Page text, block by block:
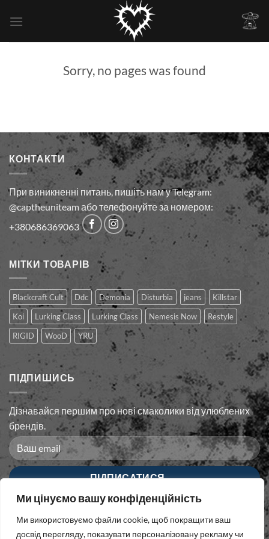
Ми цінуємо вашу конфіденційність
Ми використовуємо файли cookie, щоб покращити ваш
досвід перегляду, показувати персоналізовану рекламу чи
Sorry, no pages was found
КОНТАКТИ
При виникненні питань, пишіть нам у Telegram:
@captheuniteam або телефонуйте за номером:
+380686369063
МІТКИ ТОВАРІВ
Blackcraft Cult Ddc Demonia Disturbia jeans
Killstar
Koi
Lurking Class Lurking Сlass Nemesis Now
Restyle
RIGID
WooD YRU
ПІДПИШИСЬ
Дізнавайся першим про нові смаколики від улюблених
брендів.